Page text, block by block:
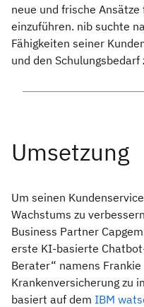
neue und frische
einzuführen. nib suchte
Fähigkeiten seiner
und den Schulungsbedarf
Um seinen
Wachstums zu
Business Partner
erste KI-basierte
Berater“ namens
Krankenversicherung zu
basiert auf dem IBM